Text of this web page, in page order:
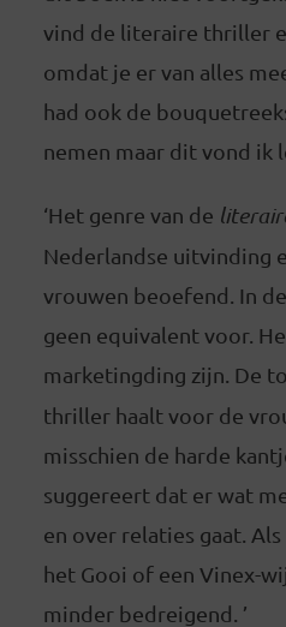
vind de literaire thriller
omdat je er van alles
had ook de
nemen maar dit vond ik
‘Het genre van de
Nederlandse uitvinding
vrouwen beoefend. In
geen equivalent voor.
marketingding zijn. De
thriller haalt voor de
misschien de harde
suggereert dat er wat
en over relaties gaat.
het Gooi of een Vinex-
minder bedreigend. ’